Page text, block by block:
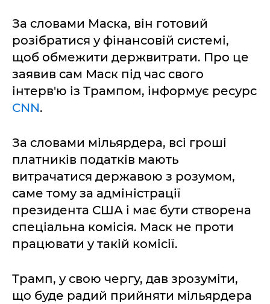
За словами Маска, він готовий
розібратися у фінансовій системі,
щоб обмежити держвитрати. Про це
заявив сам Маск під час свого
інтерв'ю із Трампом, інформує ресурс
CNN.
За словами мільярдера, всі гроші
платників податків мають
витрачатися державою з розумом,
саме тому за адміністрації
президента США і має бути створена
спеціальна комісія. Маск не проти
працювати у такій комісії.
Трамп, у свою чергу, дав зрозуміти,
що буде радий прийняти мільярдера